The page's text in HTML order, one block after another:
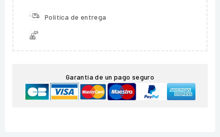
Política de entrega
Garantía de un pago seguro